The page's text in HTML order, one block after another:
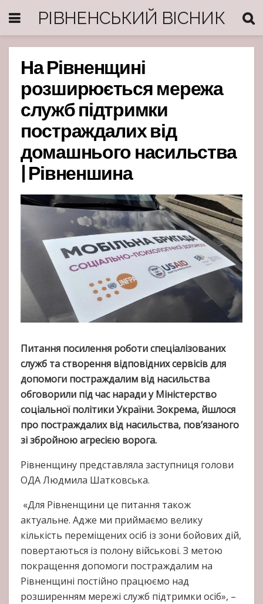
РІВНЕНСЬКИЙ ВІСНИК
На Рівненщині
розширюється мережа
служб підтримки
постраждалих від
домашнього насильства
| Рівненшина
Питання посилення роботи спеціалізованих
служб та створення відповідних сервісів для
допомоги постраждалим від насильства
обговорили під час наради у Міністерство
соціальної політики України. Зокрема, йшлося
про постраждалих від насильства, пов’язаного
зі збройною агресією ворога.
Рівненщину представляла заступниця голови
ОДА Людмила Шатковська.
«Для Рівненщини це питання також
актуальне. Адже ми приймаємо велику
кількість переміщених осіб із зони бойових дій,
повертаються із полону військові. З метою
покращення допомоги постраждалим на
Рівненщині постійно працюємо над
розширенням мережі служб підтримки осіб», –